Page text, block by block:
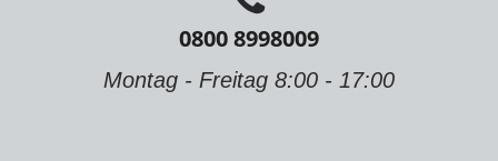
0800 8998009
Montag - Freitag 8:00 - 17:00